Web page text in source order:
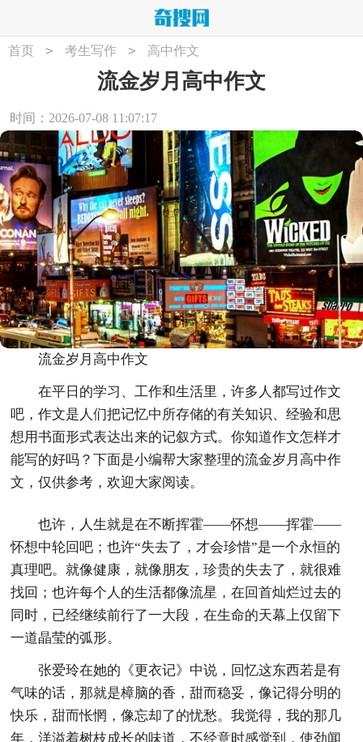
首页 > 考生写作 > 高中作文
流金岁月高中作文
时间：2026-07-08 11:07:17
流金岁月高中作文
在平日的学习、工作和生活里，许多人都写过作文
吧，作文是人们把记忆中所存储的有关知识、经验和思
想用书面形式表达出来的记叙方式。你知道作文怎样才
能写的好吗？下面是小编帮大家整理的流金岁月高中作
文，仅供参考，欢迎大家阅读。
也许，人生就是在不断挥霍——怀想——挥霍——
怀想中轮回吧；也许“失去了，才会珍惜”是一个永恒的
真理吧。就像健康，就像朋友，珍贵的失去了，就很难
找回；也许每个人的生活都像流星，在回首灿烂过去的
同时，已经继续前行了一大段，在生命的天幕上仅留下
一道晶莹的弧形。
张爱玲在她的《更衣记》中说，回忆这东西若是有
气味的话，那就是樟脑的香，甜而稳妥，像记得分明的
快乐，甜而怅惘，像忘却了的忧愁。我觉得，我的那几
年，洋溢着树枝成长的味道，不经意时感觉到，使劲闻